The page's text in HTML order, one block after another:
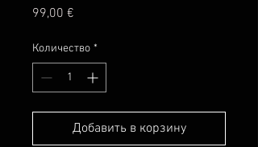
99,00 €
Количество *
Добавить в корзину